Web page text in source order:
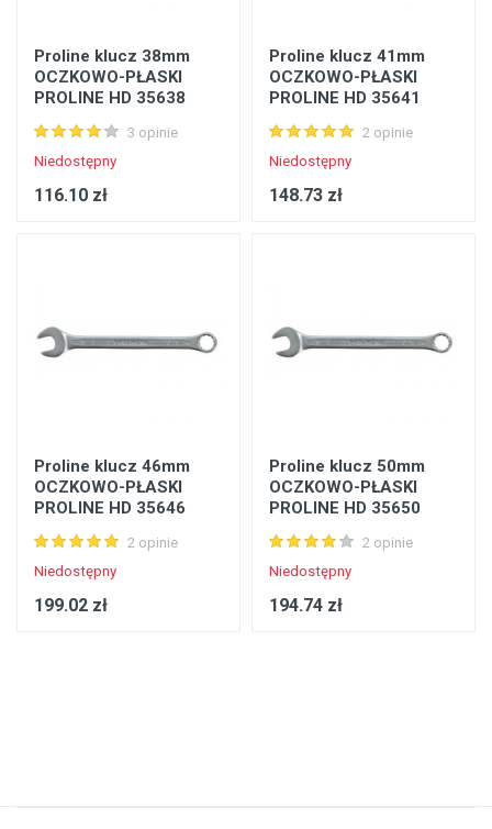
Proline klucz 38mm
OCZKOWO-PŁASKI
PROLINE HD 35638
3 opinie
Niedostępny
116.10 zł
Proline klucz 41mm
OCZKOWO-PŁASKI
PROLINE HD 35641
2 opinie
Niedostępny
148.73 zł
Proline klucz 46mm
OCZKOWO-PŁASKI
PROLINE HD 35646
2 opinie
Niedostępny
199.02 zł
Proline klucz 50mm
OCZKOWO-PŁASKI
PROLINE HD 35650
2 opinie
Niedostępny
194.74 zł